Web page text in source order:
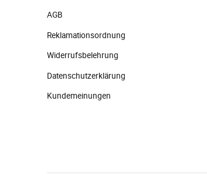
AGB
Reklamationsordnung
Widerrufsbelehrung
Datenschutzerklärung
Kundemeinungen